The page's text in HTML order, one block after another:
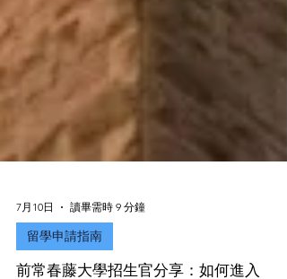
7月10日 讀畢需時 9 分鐘